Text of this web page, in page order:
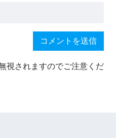
視されますのでご注意くだ